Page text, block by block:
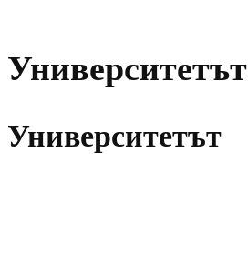
Университетът
Университетът